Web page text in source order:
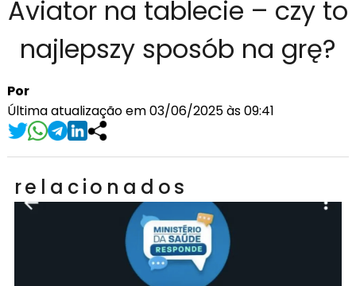
Aviator na tablecie – czy to
najlepszy sposób na grę?
Por
Última atualização em 03/06/2025 às 09:41
relacionados